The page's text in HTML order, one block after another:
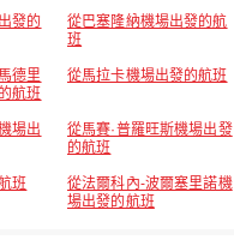
發的
從巴塞隆納機場出發的航
班
德里
航班
從馬拉卡機場出發的航班
場出
從馬賽·普羅旺斯機場出發
的航班
班
從法爾科內-波爾塞里諾機
場出發的航班